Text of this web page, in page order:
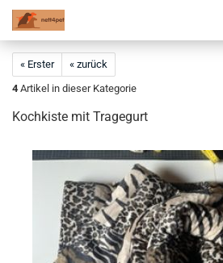
« Erster
« zurück
4 Artikel in dieser Kategorie
Kochkiste mit Tragegurt